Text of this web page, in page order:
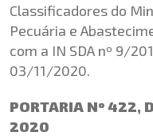
Classificadores do
Pecuária e
com a IN SDA nº 9/
03/11/2020.
PORTARIA Nº 422,
2020